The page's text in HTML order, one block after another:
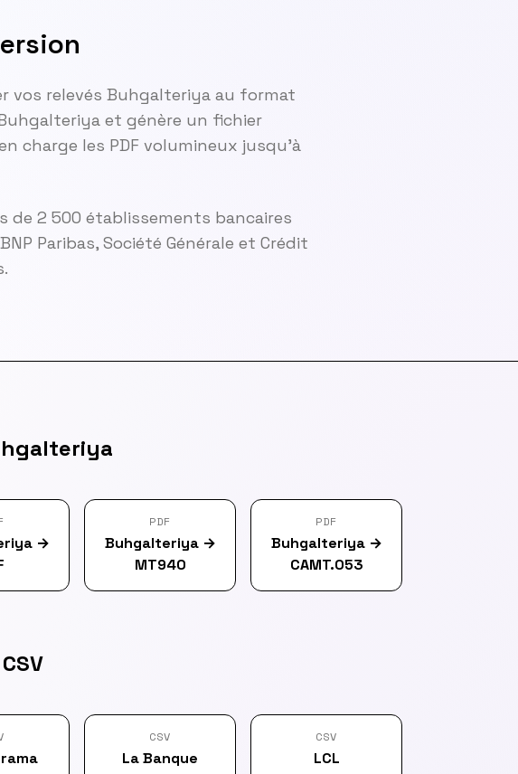
vos relevés Buhgalteriya au format
et génère un fichier
charge les PDF volumineux jusqu'à
de 2 500 établissements bancaires
Paribas, Société Générale et Crédit
→
PDF
Buhgalteriya→
MT940
PDF
Buhgalteriya→
CAMT.053
CSV
La Banque
CSV
LCL